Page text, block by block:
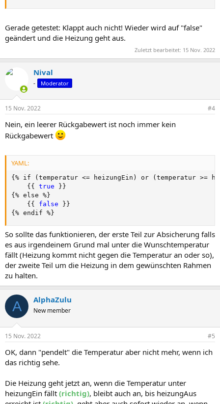
Gerade getestet: Klappt auch nicht! Wieder wird auf "false"
geändert und die Heizung geht aus.
Zuletzt bearbeitet: 15 Nov. 2022
Nival
- Moderator
15 Nov. 2022 #4
Nein, ein leerer Rückgabewert ist noch immer kein
Rückgabewert
YAML:
{% if (temperatur <= heizungEin) or (temperatur >=
{{ true }}
{% else %}
{{ false }}
{% endif %}
So sollte das funktionieren, der erste Teil zur Absicherung falls
es aus irgendeinem Grund mal unter die Wunschtemperatur
fällt (Heizung kommt nicht gegen die Temperatur an oder so),
der zweite Teil um die Heizung in dem gewünschten Rahmen
zu halten.
A AlphaZulu
New member
15 Nov. 2022 #5
OK, dann "pendelt" die Temperatur aber nicht mehr, wenn ich
das richtig sehe.
Die Heizung geht jetzt an, wenn die Temperatur unter
heizungEin fällt (richtig), bleibt auch an, bis heizungAus